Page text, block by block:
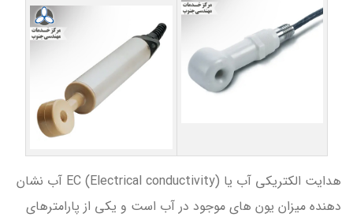
هدایت الکتریکی آب یا EC (Electrical conductivity) آب نشان
دهنده میزان یون های موجود در آب است و یکی از پارامترهای